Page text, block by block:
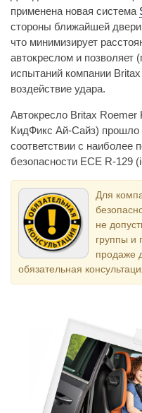
применена новая система
стороны ближайшей
что минимизирует
автокреслом и позволяет
испытаний компании
воздействие удара.
Автокресло Britax
КидФикс Ай-Сайз) прошло
соответствии с наиболее
безопасности ECE R-129
Для
не
группы и
продаже
обязательная